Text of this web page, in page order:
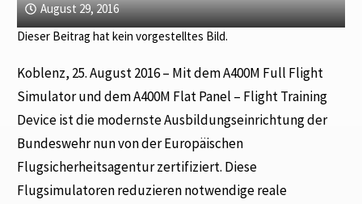
August 29, 2016
Dieser Beitrag hat kein vorgestelltes Bild.
Koblenz, 25. August 2016 – Mit dem A400M Full Flight
Simulator und dem A400M Flat Panel – Flight Training
Device ist die modernste Ausbildungseinrichtung der
Bundeswehr nun von der Europäischen
Flugsicherheitsagentur zertifiziert. Diese
Flugsimulatoren reduzieren notwendige reale